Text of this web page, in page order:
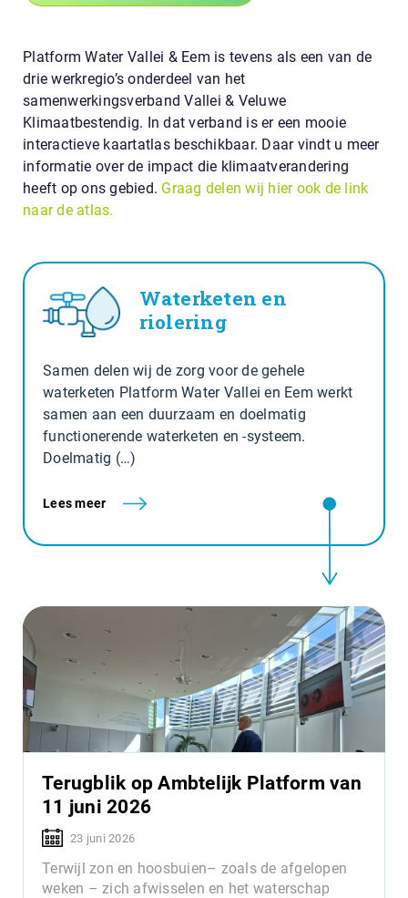
Platform Water Vallei & Eem is tevens als een van de
drie werkregio’s onderdeel van het
samenwerkingsverband Vallei & Veluwe
Klimaatbestendig. In dat verband is er een mooie
interactieve kaartatlas beschikbaar. Daar vindt u meer
informatie over de impact die klimaatverandering
heeft op ons gebied. Graag delen wij hier ook de link
naar de atlas.
Waterketen en
riolering
Samen delen wij de zorg voor de gehele
waterketen Platform Water Vallei en Eem werkt
samen aan een duurzaam en doelmatig
functionerende waterketen en -systeem.
Doelmatig (…)
Lees meer
Terugblik op Ambtelijk Platform van
11 juni 2026
23 juni 2026
Terwijl zon en hoosbuien– zoals de afgelopen
weken – zich afwisselen en het waterschap